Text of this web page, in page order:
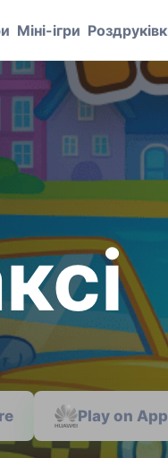
Міні-ігри
Play on